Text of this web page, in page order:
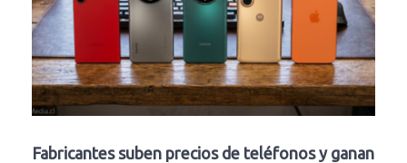
Fabricantes suben precios de teléfonos y ganan